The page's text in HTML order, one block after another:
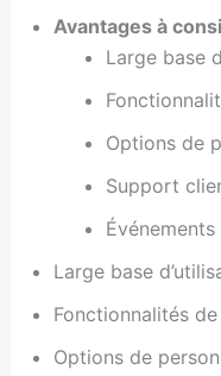
Avantages à
Large base
Options de
Support
Large base
Fonctionnalités
Options de